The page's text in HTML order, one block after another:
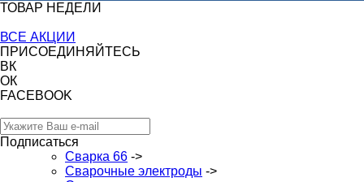
ТОВАР НЕДЕЛИ
ВСЕ АКЦИИ
ПРИСОЕДИНЯЙТЕСЬ
ВК
ОК
FACEBOOK
Подписаться
Сварка 66 ->
Сварочные электроды ->